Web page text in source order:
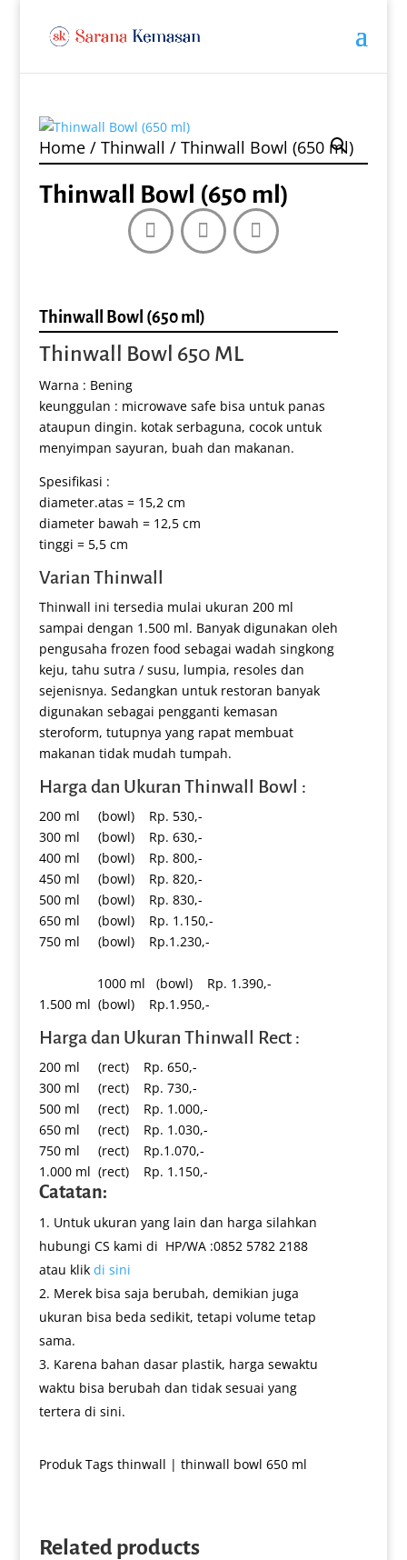
Home/ Thinwall / Thinwall Bowl (650 ml)
Thinwall Bowl (650 ml)
Thinwall Bowl (650 ml)
Thinwall Bowl 650 ML
Warna : Bening
keunggulan : microwave safe bisa untuk panas
ataupun dingin. kotak serbaguna, cocok untuk
menyimpan sayuran, buah dan makanan.
Spesifikasi :
diameter.atas = 15,2 cm
diameter bawah = 12,5 cm
tinggi = 5,5 cm
Varian Thinwall
Thinwall ini tersedia mulai ukuran 200 ml
sampai dengan 1.500 ml. Banyak digunakan oleh
pengusaha frozen food sebagai wadah singkong
keju, tahu sutra / susu, lumpia, resoles dan
sejenisnya. Sedangkan untuk restoran banyak
digunakan sebagai pengganti kemasan
steroform, tutupnya yang rapat membuat
makanan tidak mudah tumpah.
Harga dan Ukuran Thinwall Bowl :
200 ml (bowl) Rp. 530,-
300 ml (bowl) Rp. 630,-
400 ml (bowl) Rp. 800,-
450 ml (bowl) Rp. 820,-
500 ml (bowl) Rp. 830,-
650 ml (bowl) Rp. 1.150,-
750 ml (bowl) Rp.1.230,-
1000 ml (bowl) Rp. 1.390,-
1.500 ml (bowl) Rp.1.950,-
Harga dan Ukuran Thinwall Rect :
200 ml (rect) Rp. 650,-
300 ml (rect) Rp. 730,-
500 ml (rect) Rp. 1.000,-
650 ml (rect) Rp. 1.030,-
750 ml (rect) Rp.1.070,-
1.000 ml (rect) Rp. 1.150,-
Catatan:
Untuk ukuran yang lain dan harga silahkan
hubungi CS kami di HP/WA :0852 5782 2188
atau klik di sini
Merek bisa saja berubah, demikian juga
ukuran bisa beda sedikit, tetapi volume tetap
sama.
Karena bahan dasar plastik, harga sewaktu
waktu bisa berubah dan tidak sesuai yang
tertera di sini.
Produk Tags thinwall | thinwall bowl 650 ml
Related products